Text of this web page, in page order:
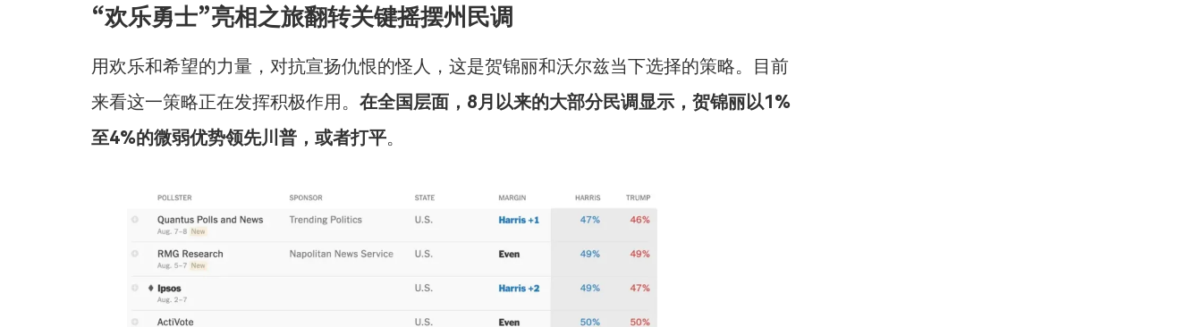
“欢乐勇士”亮相之旅翻转关键摇摆州民调
用欢乐和希望的力量，对抗宣扬仇恨的怪人，这是贺锦丽和沃尔兹当下选择的策略。目前
来看这一策略正在发挥积极作用。 在全国层面，8月以来的大部分民调显示，贺锦丽以1%
至4%的微弱优势领先川普，或者打平。